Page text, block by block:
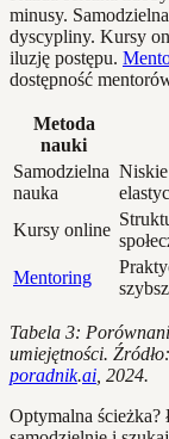
minusy.
dyscypliny. Kursy
iluzję postępu.
dostępność
Metoda
nauki
Samodzielna
nauka
Kursy online
Mentoring
Tabela 3:
umiejętności.
poradnik.ai , 2024.
Optymalna